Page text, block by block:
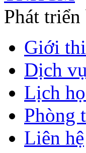
Phát
Giới
Dịch vụ
Lịch
Phòng
Liên hệ